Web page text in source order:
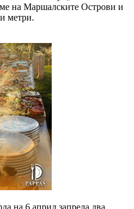
на Маршалските Острови и
метри.
на 6 април запрела два